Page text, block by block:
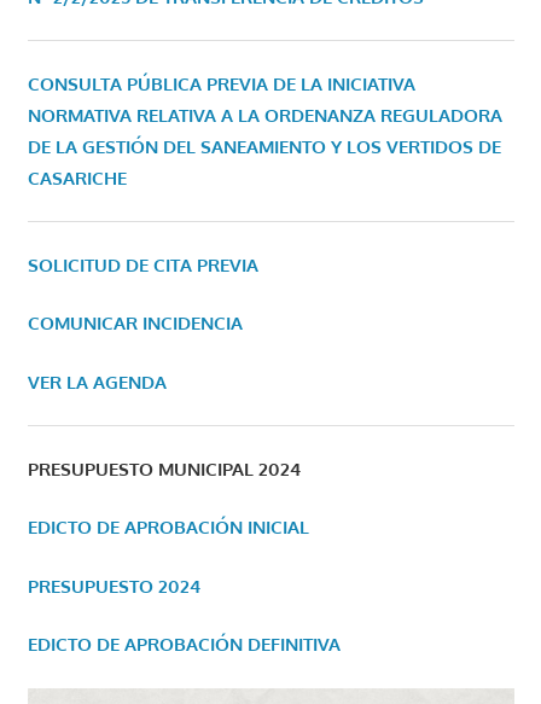
CONSULTA PÚBLICA PREVIA DE LA INICIATIVA
NORMATIVA RELATIVA A LA ORDENANZA REGULADORA
DE LA GESTIÓN DEL SANEAMIENTO Y LOS VERTIDOS DE
CASARICHE
SOLICITUD DE CITA PREVIA
COMUNICAR INCIDENCIA
VER LA AGENDA
PRESUPUESTO MUNICIPAL 2024
EDICTO DE APROBACIÓN INICIAL
PRESUPUESTO 2024
EDICTO DE APROBACIÓN DEFINITIVA